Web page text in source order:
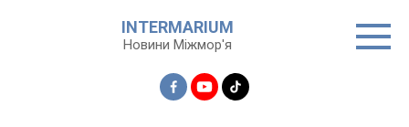
INTERMARIUM
Новини Міжмор'я